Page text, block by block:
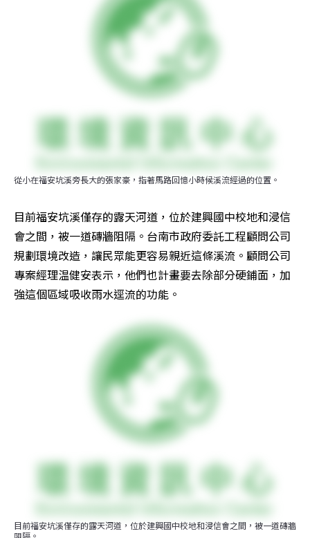
從小在福安坑溪旁長大的張家豪，指著馬路回憶小時候溪流經過的位置。
目前福安坑溪僅存的露天河道，位於建興國中校地和浸信
會之間，被一道磚牆阻隔。台南市政府委託工程顧問公司
規劃環境改造，讓民眾能更容易親近這條溪流。顧問公司
專案經理温健安表示，他們也計畫要去除部分硬鋪面，加
強這個區域吸收雨水逕流的功能。
目前福安坑溪僅存的露天河道，位於建興國中校地和浸信會之間，被一道磚牆
阻隔。